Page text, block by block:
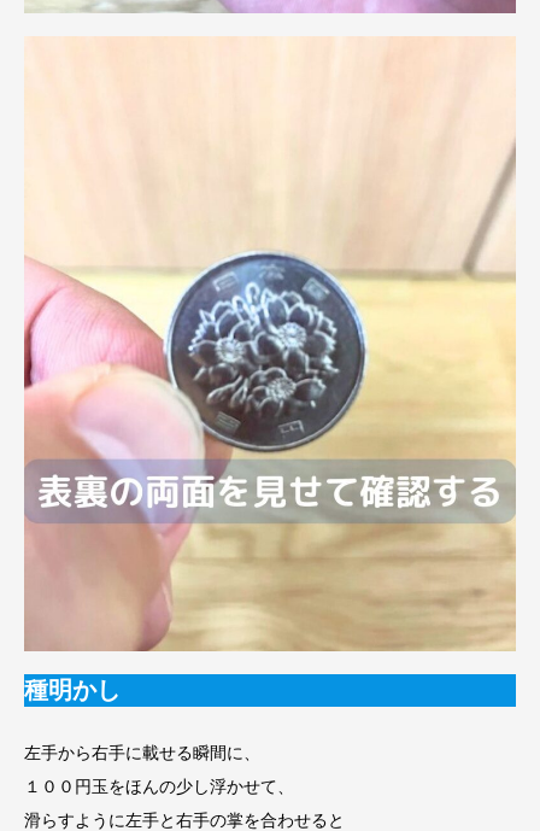
種明かし
左手から右手に載せる瞬間に、
１００円玉をほんの少し浮かせて、
滑らすように左手と右手の掌を合わせると